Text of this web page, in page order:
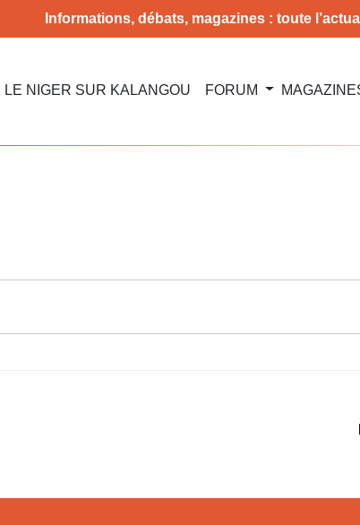
Informations, débats, magazines : toute
LE NIGER SUR KALANGOU FORUM